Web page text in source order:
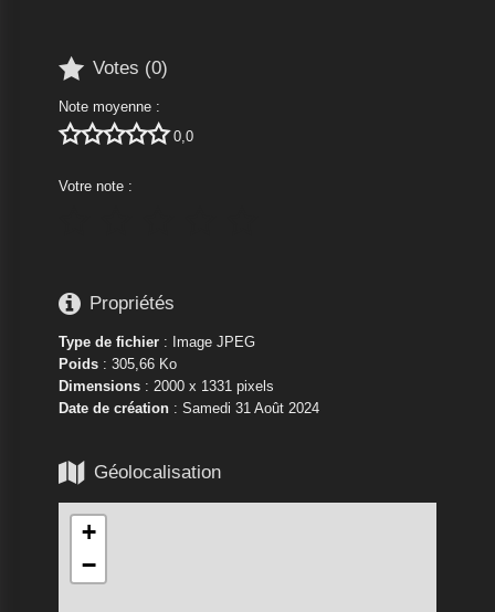
 Votes (0)
Note moyenne :
 0,0
Votre note :
 Propriétés
Type de fichier: Image JPEG
Poids: 305,66 Ko
Dimensions: 2000 x 1331 pixels
Date de création: Samedi 31 Août 2024
 Géolocalisation
+
−